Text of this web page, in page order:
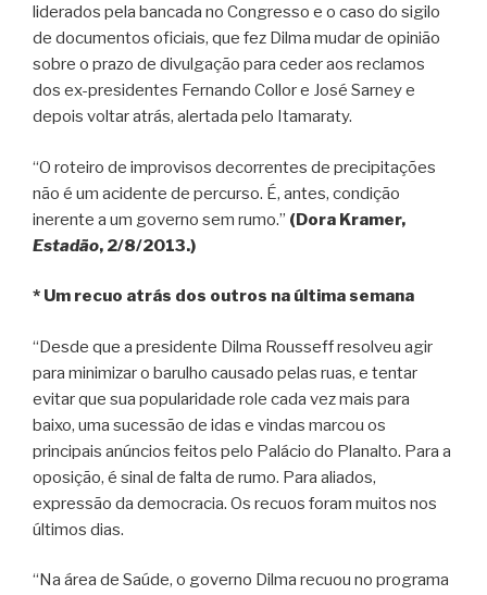
liderados pela bancada no Congresso e o caso do sigilo
de documentos oficiais, que fez Dilma mudar de opinião
sobre o prazo de divulgação para ceder aos reclamos
dos ex-presidentes Fernando Collor e José Sarney e
depois voltar atrás, alertada pelo Itamaraty.
“O roteiro de improvisos decorrentes de precipitações
não é um acidente de percurso. É, antes, condição
inerente a um governo sem rumo.” (Dora Kramer,
Estadão, 2/8/2013.)
* Um recuo atrás dos outros na última semana
“Desde que a presidente Dilma Rousseff resolveu agir
para minimizar o barulho causado pelas ruas, e tentar
evitar que sua popularidade role cada vez mais para
baixo, uma sucessão de idas e vindas marcou os
principais anúncios feitos pelo Palácio do Planalto. Para a
oposição, é sinal de falta de rumo. Para aliados,
expressão da democracia. Os recuos foram muitos nos
últimos dias.
“Na área de Saúde, o governo Dilma recuou no programa